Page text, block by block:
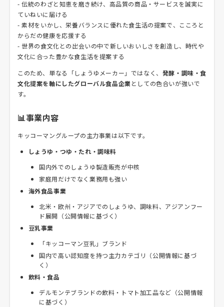
- 伝統のわざと知恵を磨き続け、高品質の商品・サービスを誠実に
ていねいに届ける
- 素材をいかし、栄養バランスに優れた食生活の提案で、こころと
からだの健康を応援する
- 世界の食文化との出会いの中で新しいおいしさを創造し、時代や
文化に合った豊かな食生活を提案する
このため、単なる「しょうゆメーカー」ではなく、 発酵・調味・食
文化提案を軸にしたグローバル食品企業 としての色合いが強いで
す。
📊事業内容
キッコーマングループの主力事業は以下です。
しょうゆ・つゆ・たれ・調味料
国内外でのしょうゆ製造販売が中核
家庭用だけでなく業務用も強い
海外食品事業
北米・欧州・アジアでのしょうゆ、調味料、アジアンフー
ド展開（公開情報に基づく）
豆乳事業
「キッコーマン豆乳」ブランド
国内で高い認知度を持つ主力カテゴリ（公開情報に基づ
く）
飲料・食品
デルモンテブランドの飲料・トマト加工品など（公開情報
に基づく）